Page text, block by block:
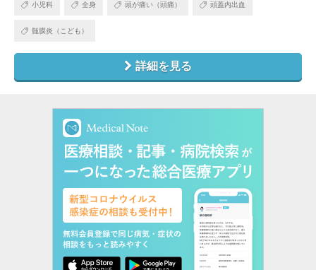
小児科 全身 頭が痛い（頭痛） 頭蓋内出血
髄膜炎（こども）
詳細を見る